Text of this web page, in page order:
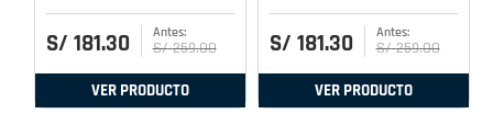
S/ 181.30 S/ 259.00
VER PRODUCTO
S/ 181.30 S/ 259.00
VER PRODUCTO